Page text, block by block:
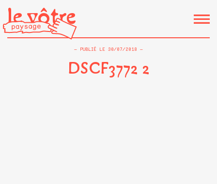
le vôtre
PUBLIÉ LE 30/07/2018
DSCF3772 2